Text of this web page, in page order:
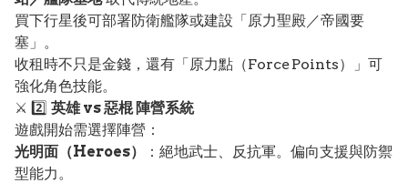
買下行星後可部署防衛艦隊或建設「原力聖殿／帝國要
塞」。
收租時不只是金錢，還有「原力點（Force Points）」可
強化角色技能。
⚔️ 2️⃣ 英雄 vs 惡棍 陣營系統
遊戲開始需選擇陣營：
光明面（Heroes）
：絕地武士、反抗軍。偏向支援與防禦
型能力。